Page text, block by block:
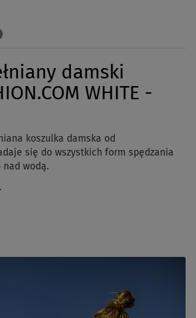
damski
WHITE -
koszulka damska od
się do wszystkich form spędzania
nad wodą.